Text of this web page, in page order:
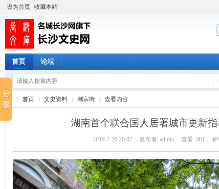
设为首页 收藏本站
首页 论坛
首页 文史资料 潮宗街
›
查看内容
湖南首个联合国人居署城市更新
2019-7-20 20:42 发布者: admin 查看: 801 评